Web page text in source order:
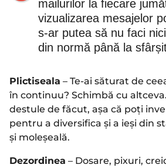
mailurilor la fiecare
vizualizarea mesajelor
s-ar putea să nu faci
din normă până la
Plictiseala – Te-ai săturat de
în continuu? Schimbă cu
destule de făcut, așa că poți
pentru a diversifica și a ieși din
și moleșeală.
Dezordinea – Dosare, pixuri,